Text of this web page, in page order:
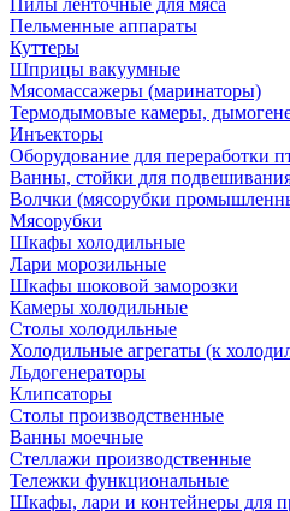
Пилы ленточные для мяса
Пельменные аппараты
Куттеры
Шприцы вакуумные
Мясомассажеры (маринаторы)
Термодымовые камеры,
Инъекторы
Оборудование для переработки
Ванны, стойки для
Волчки (мясорубки
Мясорубки
Шкафы холодильные
Лари морозильные
Шкафы шоковой заморозки
Камеры холодильные
Столы холодильные
Холодильные агрегаты (к
Льдогенераторы
Клипсаторы
Столы производственные
Ванны моечные
Стеллажи производственные
Тележки функциональные
Шкафы, лари и контейнеры для